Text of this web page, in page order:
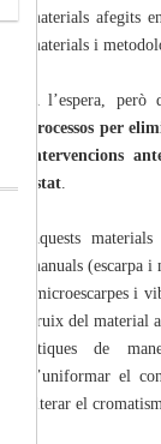
materials afegits
materials i
A l’espera,
processos per
intervencions
estat
Aquests
manuals (escarpa
(microescarpes i
gruix del material
lítiques de
d’uniformar el
alterar el